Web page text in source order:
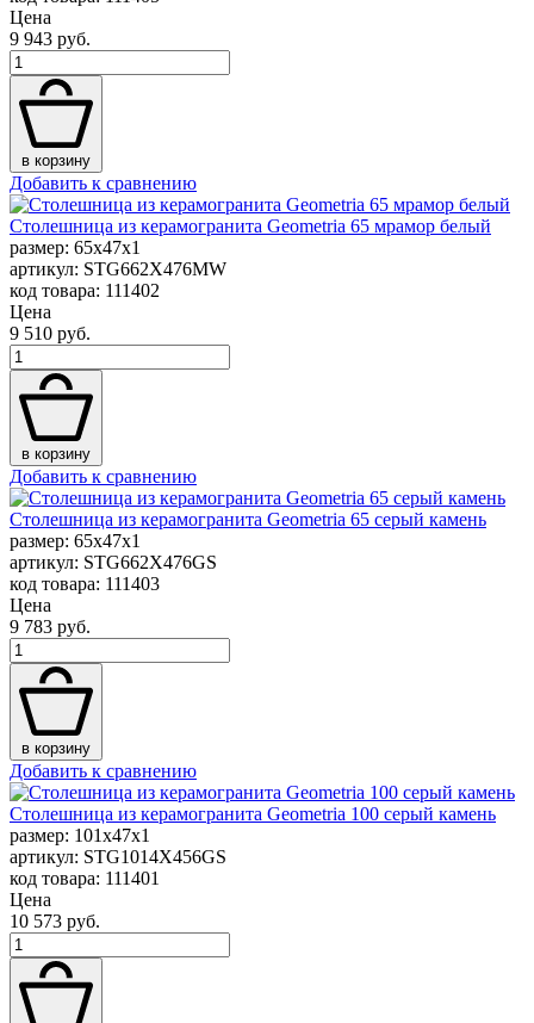
Цена
9 943 руб.
в корзину
Добавить к сравнению
Столешница из керамогранита Geometria 65 мрамор белый
размер: 65x47x1
артикул: STG662X476MW
код товара: 111402
Цена
9 510 руб.
в корзину
Добавить к сравнению
Столешница из керамогранита Geometria 65 серый камень
размер: 65x47x1
артикул: STG662X476GS
код товара: 111403
Цена
9 783 руб.
в корзину
Добавить к сравнению
Столешница из керамогранита Geometria 100 серый камень
размер: 101x47x1
артикул: STG1014X456GS
код товара: 111401
Цена
10 573 руб.